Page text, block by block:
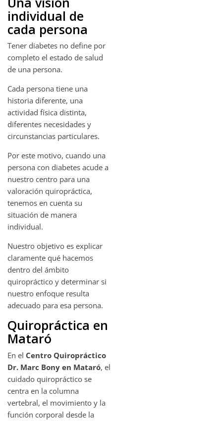
individual de
cada persona
Tener diabetes no define por
completo el estado de salud
de una persona.
Cada persona tiene una
historia diferente, una
actividad física distinta,
diferentes necesidades y
circunstancias particulares.
Por este motivo, cuando una
persona con diabetes acude a
nuestro centro para una
valoración quiropráctica,
tenemos en cuenta su
situación de manera
individual.
Nuestro objetivo es explicar
claramente qué hacemos
dentro del ámbito
quiropráctico y determinar si
nuestro enfoque resulta
adecuado para esa persona.
Quiropráctica en
Mataró
En el Centro Quiropráctico
Dr. Marc Bony en Mataró, el
cuidado quiropráctico se
centra en la columna
vertebral, el movimiento y la
función corporal desde la